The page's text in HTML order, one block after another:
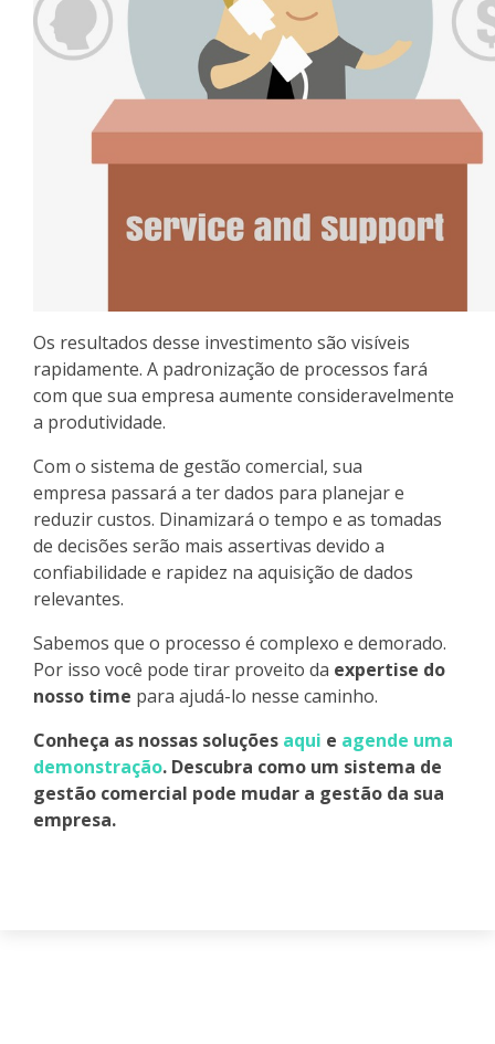
Os resultados desse investimento são visíveis
rapidamente. A padronização de processos fará
com que sua empresa aumente consideravelmente
a produtividade.
Com o sistema de gestão comercial, sua
empresa passará a ter dados para planejar e
reduzir custos. Dinamizará o tempo e as tomadas
de decisões serão mais assertivas devido a
confiabilidade e rapidez na aquisição de dados
relevantes.
Sabemos que o processo é complexo e demorado.
Por isso você pode tirar proveito da expertise do
nosso time para ajudá-lo nesse caminho.
Conheça as nossas soluções aqui e agende uma
demonstração. Descubra como um sistema de
gestão comercial pode mudar a gestão da sua
empresa.